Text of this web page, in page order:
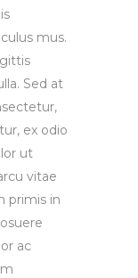
mus.
Sed at
ex odio
ut
vitae
primis in
ac